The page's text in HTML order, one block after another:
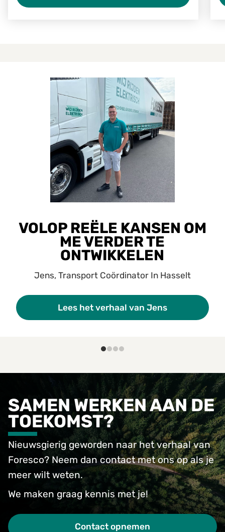
VOLOP REËLE KANSEN OM
ME VERDER TE
ONTWIKKELEN
Jens, Transport Coördinator In Hasselt
Lees het verhaal van Jens
Lees het verhaal van Jens
SAMEN WERKEN AAN DE
TOEKOMST?
Nieuwsgierig geworden naar het verhaal van
Foresco? Neem dan contact met ons op als je
meer wilt weten.
We maken graag kennis met je!
Contact opnemen